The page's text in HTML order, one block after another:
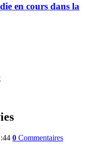
en cours dans la
0 Commentaires